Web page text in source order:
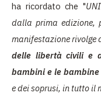
ha ricordato che "
dalla prima edizione,
manifestazione rivolge
delle libertà civili e
bambini e le bambine
e dei soprusi, in tutto il